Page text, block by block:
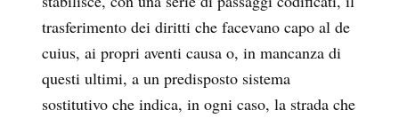
trasferimento dei diritti che facevano capo al de
cuius, ai propri aventi causa o, in mancanza di
questi ultimi, a un predisposto sistema
sostitutivo che indica, in ogni caso, la strada che